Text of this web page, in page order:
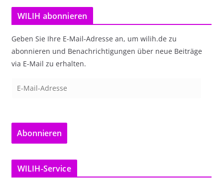
WILIH abonnieren
Geben Sie Ihre E-Mail-Adresse an, um wilih.de zu
abonnieren und Benachrichtigungen über neue Beiträge
via E-Mail zu erhalten.
a
l
-
Abonnieren
WILIH-Service